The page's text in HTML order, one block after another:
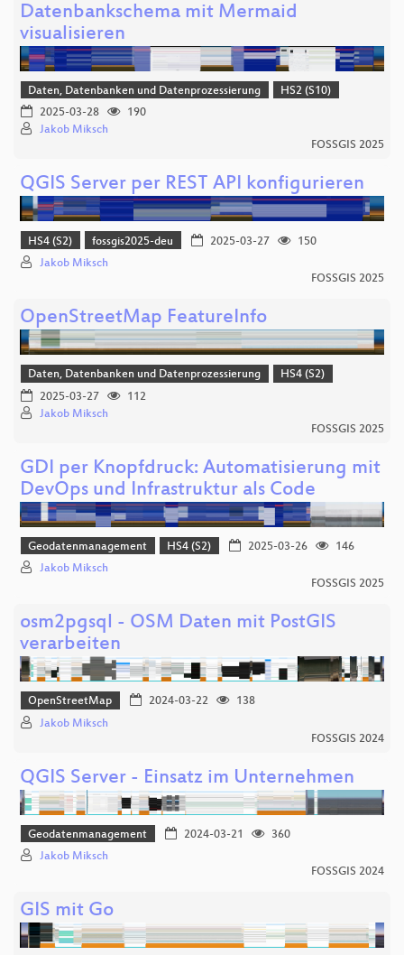
Datenbankschema mit Mermaid
visualisieren
Daten, Datenbanken und Datenprozessierung
HS2 (S10)
2025-03-28
190
Jakob Miksch
FOSSGIS 2025
QGIS Server per REST API konfigurieren
HS4 (S2) fossgis2025-deu 2025-03-27
150
Jakob Miksch
FOSSGIS 2025
OpenStreetMap FeatureInfo
Daten, Datenbanken und Datenprozessierung
HS4 (S2)
2025-03-27
112
Jakob Miksch
FOSSGIS 2025
GDI per Knopfdruck: Automatisierung mit
DevOps und Infrastruktur als Code
Geodatenmanagement HS4 (S2) 2025-03-26
146
Jakob Miksch
FOSSGIS 2025
osm2pgsql - OSM Daten mit PostGIS
verarbeiten
OpenStreetMap 2024-03-22
138
Jakob Miksch
FOSSGIS 2024
QGIS Server - Einsatz im Unternehmen
Geodatenmanagement 2024-03-21
360
Jakob Miksch
FOSSGIS 2024
GIS mit Go